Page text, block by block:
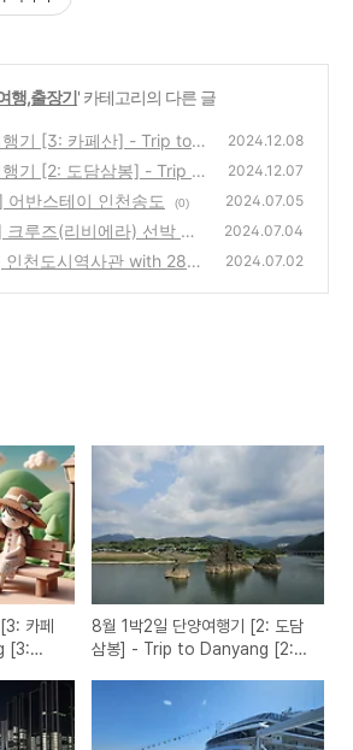
행,출장기' 카테고리의 다른 글
행기 [3: 카페산] - Trip to
Sann]
(6)
2024.12.08
기 [2: 도담삼봉] - Trip to
Sambong]
(1)
2024.12.07
반스테이 인천송도 (0) 2024.07.05
루즈(리비에라) 선박 체
미널
(2)
2024.07.04
천도시역사관 with 28개
2024.07.02
카페
[3:
8월 1박2일 단양여행기 [2: 도담
삼봉] - Trip to Danyang [2: